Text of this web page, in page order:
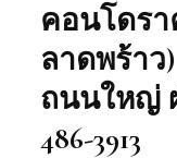
คอนโดรา
ลาดพร้าว
ถนนใหญ่
486-3913